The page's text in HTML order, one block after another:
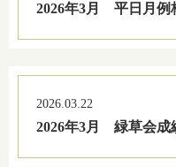
2026年3月 平日月例
2026.03.22
2026年3月 緑草会成